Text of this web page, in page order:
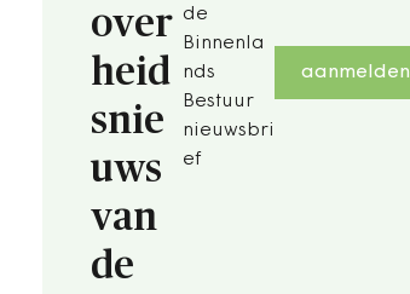
over
heid
snie
uws
van
de
de
Binnenla
nds
Bestuur
nieuwsbri
ef
aanmelden